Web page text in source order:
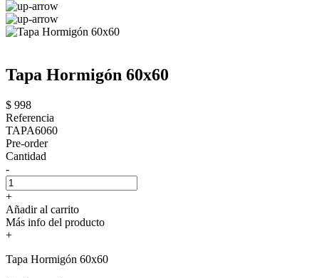
Tapa Hormigón 60x60
$ 998
Referencia
TAPA6060
Pre-order
Cantidad
-
+
Añadir al carrito
Más info del producto
+
Tapa Hormigón 60x60